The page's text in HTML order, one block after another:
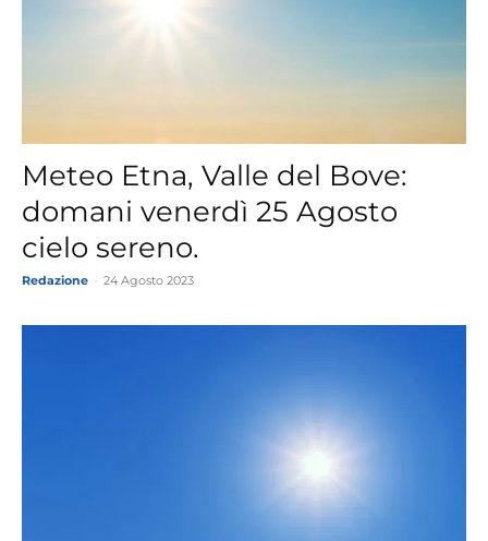
Meteo Etna, Valle del Bove:
domani venerdì 25 Agosto
cielo sereno.
Redazione 24 Agosto 2023